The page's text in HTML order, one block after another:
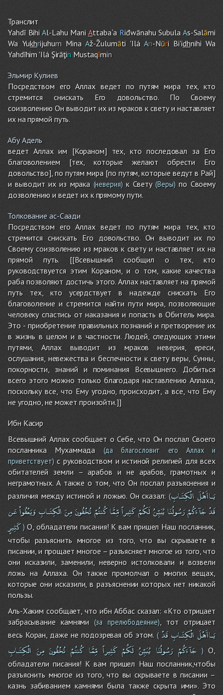
Транслит
Yahdī Bihi Al-LahuManiAttaba`a RiđwānahuSubulaAs-Salāmi
Wa YukhrijuhumMinaAž-Žulumāti 'IláAn-Nūri Bi'idhnihiWa
Yahdīhim 'Ilá ŞirāţinMustaqīmin
Эльмир Кулиев
Посредством его Аллах ведет по путям мира тех, кто
стремится снискать Его довольство. По Своему
соизволению Он выводит их из мраков к свету и наставляет
их на прямой путь.
Абу Адель
ведет Аллах им [Кораном] тех, кто последовал за Его
благоволением [тех, которые желают обрести Его
довольство], по путям мира [по путям, которые ведут в Рай]
и выводит их из мрака (неверия)к Свету(Веры)по Своему
дозволению и ведет их к прямому пути.
Толкование ас-Саади
Посредством его Аллах ведет по путям мира тех, кто
стремится снискать Его довольство. Он выводит их по
Своему соизволению из мраков к свету и наставляет их на
прямой путь. [[Всевышний сообщил о тех, кто
руководствуется этим Кораном, и о том, какие качества
раба позволяют достичь этого. Аллах наставляет на прямой
путь тех, кто усердствует в надежде снискать Его
благоволение и стремится найти пути мира, позволяющие
человеку спастись от наказания и попасть в Обитель мира.
Это - приобретение правильных познаний и претворение их
в жизнь в целом и в частности. Людей, следующих этими
путями, Аллах выводит из мраков неверия, ереси,
ослушания, невежества и беспечности к свету веры, Сунны,
покорности, знаний и поминания Всевышнего. Добиться
всего этого можно только благодаря наставлению Аллаха,
поскольку все, что Ему угодно, происходит, а все, что Ему
не угодно, не может произойти.]]
Ибн Касир
Всевышний Аллах сообщает о Себе, что Он послал Своего
посланника Мухаммада (да благословит его Аллах и
приветствует)с руководством и истиной религией для всех
обитателей земли – арабов и не арабов, грамотных и
неграмотных. А также о том, что Он послал разъяснения и
различия между истиной и ложью. Он сказал: ( يَـاأَهْلَ الْكِتَـابِ
قَدْجَآءَكُمْرَسُولُنَايُبَيِّنُلَكُمْكَثِيراًمِّمَّاكُنتُمْتُخْفُونَمِنَالْكِتَـابِوَيَعْفُواْعَن
كَثِيرٍ)О, обладатели писания! К вам пришел Наш посланник,
чтобы разъяснить многое из того, что вы скрываете в
писании, и прощает многое – разъясняет многое из того, что
они исказили, заменили, неверно истолковали и возвели
ложь на Аллаха. Он также промолчал о многих вещах,
которые они исказили, в разъяснении которых нет никакой
пользы.
Аль-Хаким сообщает, что ибн Аббас сказал: «Кто отрицает
забрасывание камнями (за прелюбодеяние), тот отрицает
весь Коран, даже не подозревая об этом. ( يَـاأَهْلَ الْكِتَـابِقَدْ
جَآءَكُمْ رَسُولُنَا يُبَيِّنُ لَكُمْ كَثِيراً مِّمَّا كُنتُمْ تُخْفُونَ مِنَ الْكِتَـابِ )О,
обладатели писания! К вам пришел Наш посланник,чтобы
разъяснить многое из того, что вы скрываете в писании –
казнь забиванием камнями была также скрыта ими». Это